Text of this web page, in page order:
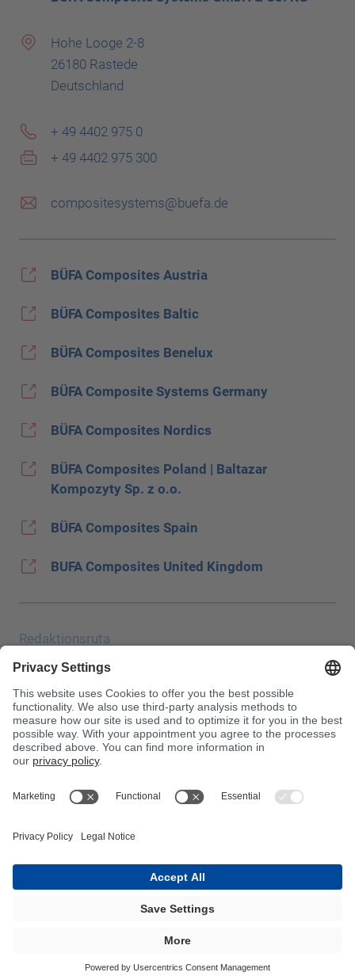
Hohe Looge 2-8
26180 Rastede
Deutschland
+ 49 4402 975 0
+ 49 4402 975 300
compositesystems@buefa.de
BÜFA Composites Austria
BÜFA Composites Baltic
BÜFA Composites Benelux
BÜFA Composite Systems Germany
BÜFA Composites Nordics
BÜFA Composites Poland | Baltazar
Kompozyty Sp. z o.o.
BÜFA Composites Spain
BUFA Composites United Kingdom
Redaktionsruta
Uppgiftsskydd
JEC
Allmänna affärsvillkor (AGB)
Inköpsvillkor
Giftinformationscentralen